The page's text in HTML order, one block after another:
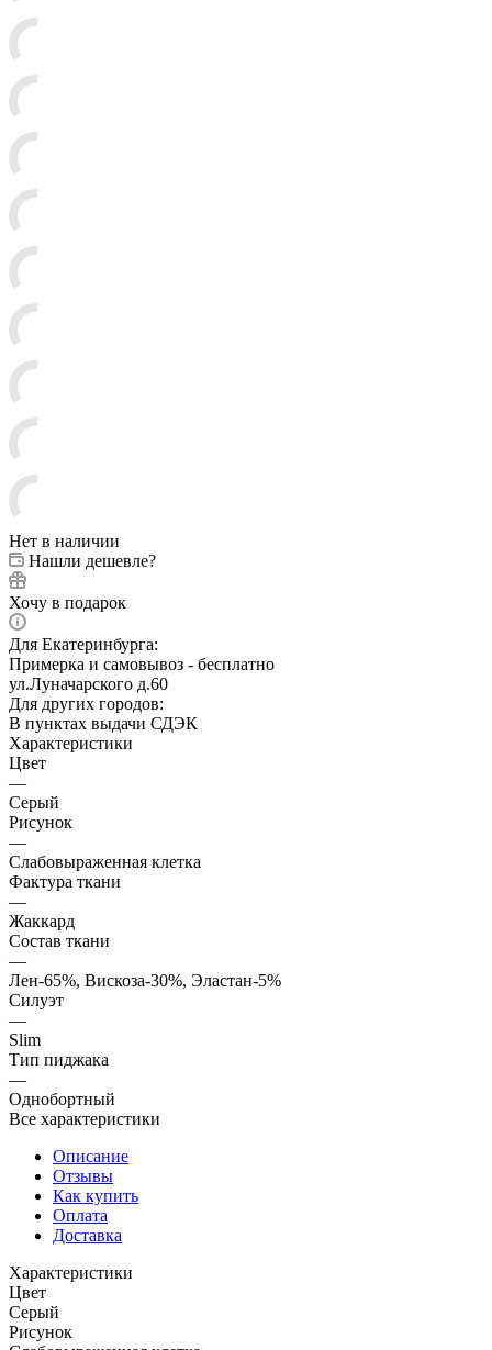
Нет в наличии
Нашли дешевле?
Хочу в подарок
Для Екатеринбурга:
Примерка и самовывоз - бесплатно
ул.Луначарского д.60
Для других городов:
В пунктах выдачи СДЭК
Характеристики
Цвет
—
Серый
Рисунок
—
Слабовыраженная клетка
Фактура ткани
—
Жаккард
Состав ткани
—
Лен-65%, Вискоза-30%, Эластан-5%
Силуэт
—
Slim
Тип пиджака
—
Однобортный
Все характеристики
Описание
Отзывы
Как купить
Оплата
Доставка
Характеристики
Цвет
Серый
Рисунок